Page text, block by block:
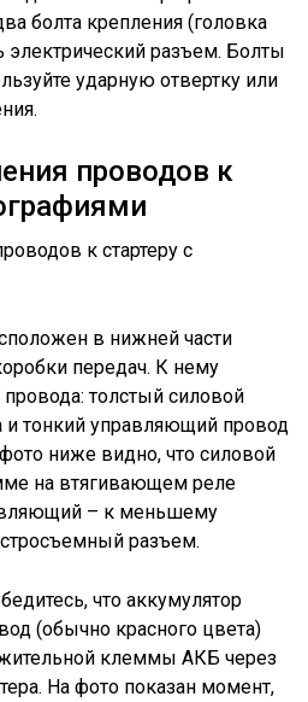
болта крепления (головка
электрический разъем. Болты
ударную отвертку или
проводов к
в нижней части
передач. К нему
толстый силовой
и тонкий управляющий провод
ниже видно, что силовой
на втягивающем реле
– к меньшему
разъем.
что аккумулятор
(обычно красного цвета)
клеммы АКБ через
На фото показан момент,